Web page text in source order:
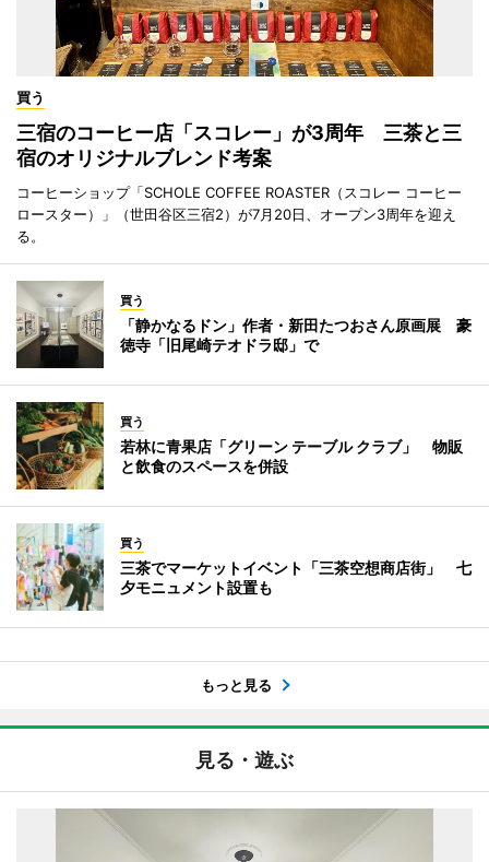
買う
三宿のコーヒー店「スコレー」が3周年 三茶と三
宿のオリジナルブレンド考案
コーヒーショップ「SCHOLE COFFEE ROASTER（スコレー コーヒー
ロースター）」（世田谷区三宿2）が7月20日、オープン3周年を迎え
る。
買う
「静かなるドン」作者・新田たつおさん原画展 豪
徳寺「旧尾崎テオドラ邸」で
買う
若林に青果店「グリーン テーブル クラブ」 物販
と飲食のスペースを併設
買う
三茶でマーケットイベント「三茶空想商店街」 七
夕モニュメント設置も
もっと見る
見る・遊ぶ